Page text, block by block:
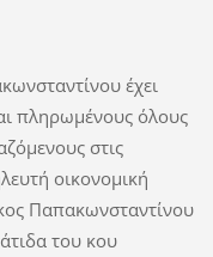
έχει
πληρωμένους όλους
στις
οικονομική
Παπακωνσταντίνου
του κου